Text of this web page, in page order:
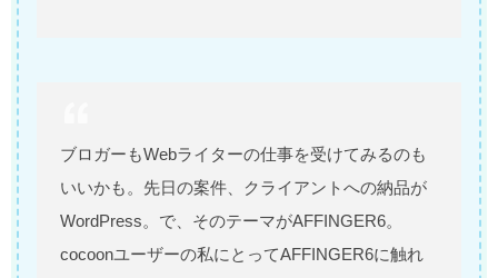
ブロガーもWebライターの仕事を受けてみるのも
いいかも。先日の案件、クライアントへの納品が
WordPress。で、そのテーマがAFFINGER6。
cocoonユーザーの私にとってAFFINGER6に触れ